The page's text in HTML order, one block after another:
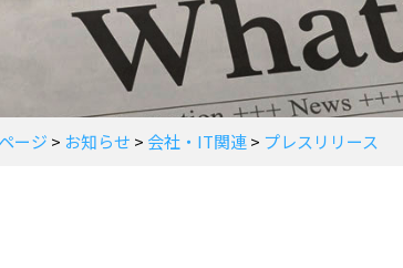
ージ > お知らせ > 会社・IT関連> プレスリリース